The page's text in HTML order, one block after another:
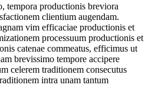
tempora productionis breviora
clientium augendam.
vim efficaciae productionis et
processuum productionis et
catenae commeatus, efficimus ut
brevissimo tempore accipere
celerem traditionem consecutus
intra unam tantum